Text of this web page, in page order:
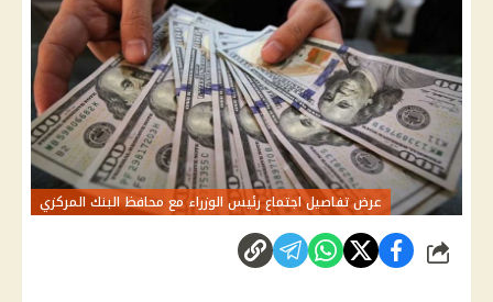
عرض تفاصيل اجتماع رئيس الوزراء مع محافظ البنك المركزي
شارك